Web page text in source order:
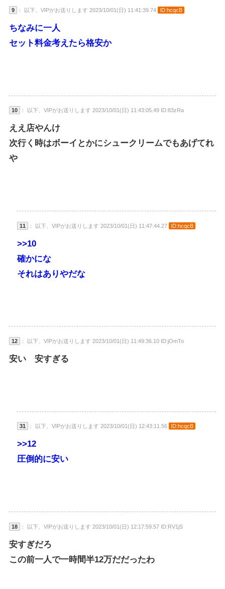
9 ： 以下、VIPがお送りします 2023/10/01(日) 11:41:39.74 ID:hcqcB
ちなみに一人
セット料金考えたら格安か
10 ： 以下、VIPがお送りします 2023/10/01(日) 11:43:05.49 ID:83zRa
ええ店やんけ
次行く時はボーイとかにシュークリームでもあげてれ
や
11 ： 以下、VIPがお送りします 2023/10/01(日) 11:47:44.27 ID:hcqcB
>>10
確かにな
それはありやだな
12 ： 以下、VIPがお送りします 2023/10/01(日) 11:49:36.10 ID:jOmTo
安い 安すぎる
31 ： 以下、VIPがお送りします 2023/10/01(日) 12:43:11.56 ID:hcqcB
>>12
圧倒的に安い
18 ： 以下、VIPがお送りします 2023/10/01(日) 12:17:59.57 ID:RV1jS
安すぎだろ
この前一人で一時間半12万だだったわ